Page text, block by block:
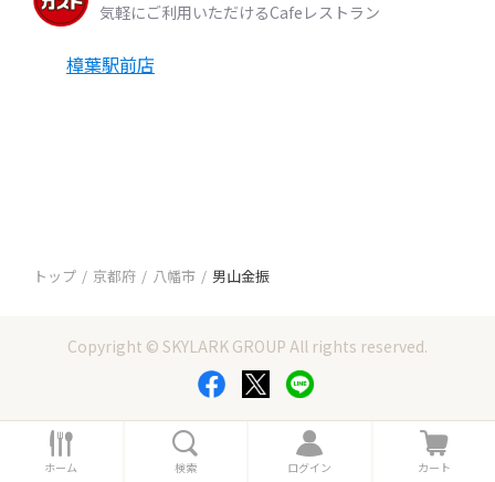
気軽にご利用いただけるCafeレストラン
樟葉駅前店
トップ 京都府 八幡市 男山金振
Copyright © SKYLARK GROUP All rights reserved.
ホ
ー
ホーム 索
検索
ロ
グ
ログイン
カ
ー
カート